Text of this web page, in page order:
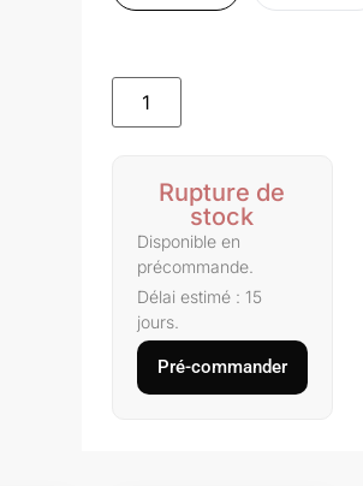
Rupture de
stock
Disponible en
précommande.
Délai estimé : 15
jours.
Pré-commander